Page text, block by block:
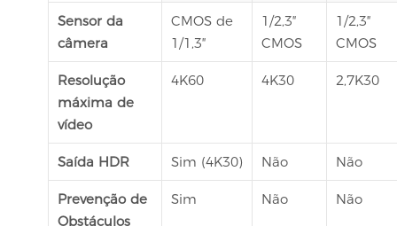
Sensor da
câmera
CMOS de
1/1,3″
1/2,3″
CMOS
1/2,3″
CMOS
Resolução
máxima de
vídeo
4K60 4K30 2,7K30
Saída HDR Sim (4K30) Não Não
Prevenção de
Obstáculos
Sim Não Não